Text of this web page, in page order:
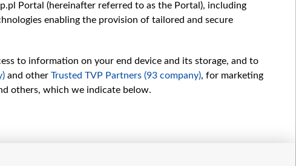
English
PL
History
Music
Doc
Portal (hereinafter referred to as the Portal), including
enabling the provision of tailored and secure
to information on your end device and its storage, and to
and other Trusted TVP Partners (93 company), for marketing
others, which we indicate below.